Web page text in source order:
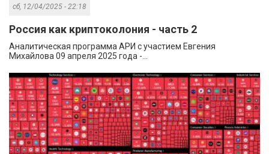
сб, 12/04/2025 - 22:18
Россия как криптоколония - часть 2
Аналитическая программа АРИ с участием Евгения
Михайлова 09 апреля 2025 года -...